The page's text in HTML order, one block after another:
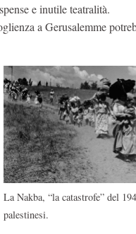
e inutile teatralità.
a Gerusalemme
La Nakba, “la catastrofe” del
palestinesi.